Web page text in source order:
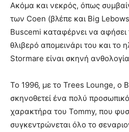
Aκόμα και νεκρός, όπως
των Coen (βλέπε και Big
Buscemi καταφέρνει να αφήσει
θλιβερό απομεινάρι του και το
Stormare είναι σκηνή
Το 1996, με το Trees Lounge, o
σκηνοθετεί ένα πολύ
χαρακτήρα του Tommy, που
συγκεντρώνεται όλο το